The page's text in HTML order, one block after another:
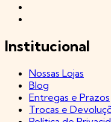
Institucional
Nossas Lojas
Blog
Entregas e Prazos
Trocas e